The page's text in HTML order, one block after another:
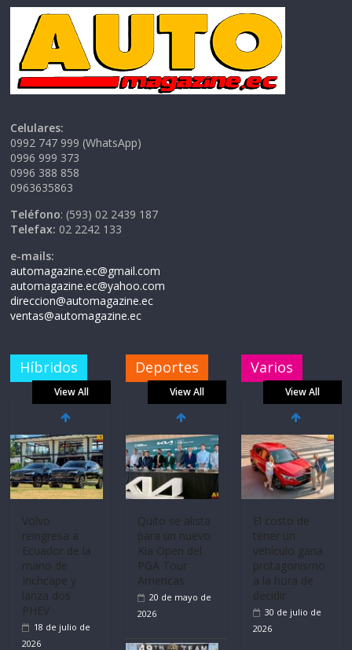
Celulares:
0992 747 999 (WhatsApp)
0996 999 373
0996 388 858
0963635863
Teléfono: (593) 02 2439 187
Telefax: 02 2242 133
e-mails:
automagazine.ec@gmail.com
automagazine.ec@yahoo.com
direccion@automagazine.ec
ventas@automagazine.ec
Híbridos
View All
Volvo
reingresa a
Ecuador de la
mano de
Inchcape y
lanza dos
PHEV
18 de julio de
2026
Deportes
View All
Quito se alista
para un nuevo
Kia Open del
PGA Tour
Americas
20 de mayo de
2026
Varios
View All
El costo de
tener un
vehículo gana
protagonismo
a la hora de
decidir
30 de julio de
2026